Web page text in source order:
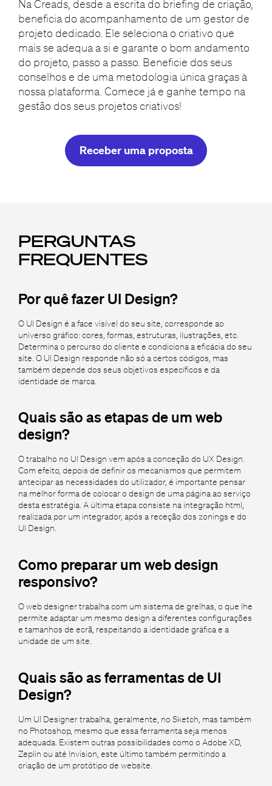
Na Creads, desde a escrita do briefing de criação,
beneficia do acompanhamento de um gestor de
projeto dedicado. Ele seleciona o criativo que
mais se adequa a si e garante o bom andamento
do projeto, passo a passo. Beneficie dos seus
conselhos e de uma metodologia única graças à
nossa plataforma. Comece já e ganhe tempo na
gestão dos seus projetos criativos!
Receber uma proposta
PERGUNTAS
FREQUENTES
Por quê fazer UI Design?
O UI Design é a face visível do seu site, corresponde ao
universo gráfico: cores, formas, estruturas, ilustrações, etc.
Determina o percurso do cliente e condiciona a eficácia do seu
site. O UI Design responde não só a certos códigos, mas
também depende dos seus objetivos específicos e da
identidade de marca.
Quais são as etapas de um web
design?
O trabalho no UI Design vem após a conceção do UX Design.
Com efeito, depois de definir os mecanismos que permitem
antecipar as necessidades do utilizador, é importante pensar
na melhor forma de colocar o design de uma página ao serviço
desta estratégia. A última etapa consiste na integração html,
realizada por um integrador, após a receção dos zonings e do
UI Design.
Como preparar um web design
responsivo?
O web designer trabalha com um sistema de grelhas, o que lhe
permite adaptar um mesmo design a diferentes configurações
e tamanhos de ecrã, respeitando a identidade gráfica e a
unidade de um site.
Quais são as ferramentas de UI
Design?
Um UI Designer trabalha, geralmente, no Sketch, mas também
no Photoshop, mesmo que essa ferramenta seja menos
adequada. Existem outras possibilidades como o Adobe XD,
Zeplin ou até Invision, este último também permitindo a
criação de um protótipo de website.